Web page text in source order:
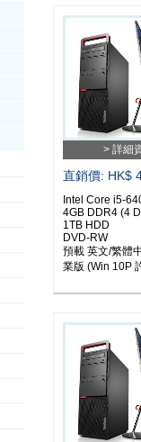
> 詳細
直銷價: HK$
Intel Core i5-
4GB DDR4 (4
1TB HDD
DVD-RW
預載 英文/繁體
業版 (Win 10P